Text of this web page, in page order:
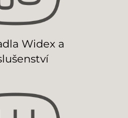
Widex a